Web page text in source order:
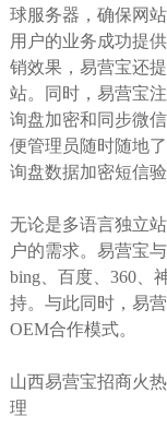
球服务器，确保网
用户的业务成功提
销效果，易营宝还
站。同时，易营宝
询盘加密和同步微
便管理员随时随地
询盘数据加密短信
无论是多语言独立
户的需求。易营宝
bing、百度、360、
持。与此同时，易
OEM合作模式。
山西易营宝招商火
理